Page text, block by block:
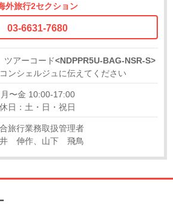
外旅行2セクション
03-6631-7680
ツアーコード<NDPPR5U-BAG-NSR-S>
ンシェルジュに伝えてください
月〜金 10:00-17:00
休日：土・日・祝日
旅行業務取扱管理者
伸作、山下 飛鳥